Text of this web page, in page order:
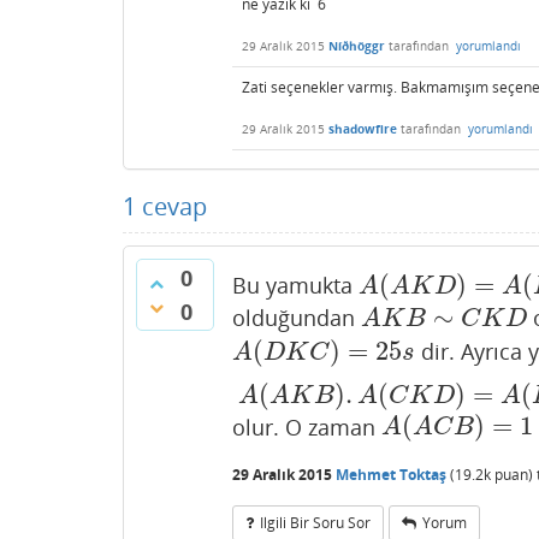
ne yazık ki 6
29 Aralık 2015 Níðhöggr tarafından yorumlandı
Zati seçenekler varmış. Bakmamışım
29 Aralık 2015 shadowfire tarafından yorumlandı
1 cevap
0
0
Bu yamukta A(AKD) = A(
A(AKD)=A(B KC )=5
olduğundan AKB ∼ CKD
AKB∼C KD
A(DKC) = 25s
A(DKC)=25s dir. Ayrıca
A(AKB). A(CKD) = A(
A(AKB).A(CK D)=A(BKC).A(A KD
olur. O zaman A(ACB) = 1
A(ACB)=1+ 5=6 c
29 Aralık 2015 Mehmet Toktaş(19.2k puan)
Ilgili Bir Soru Sor Yorum